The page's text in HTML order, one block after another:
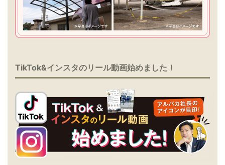
TikTok&インスタのリール動画始めました！